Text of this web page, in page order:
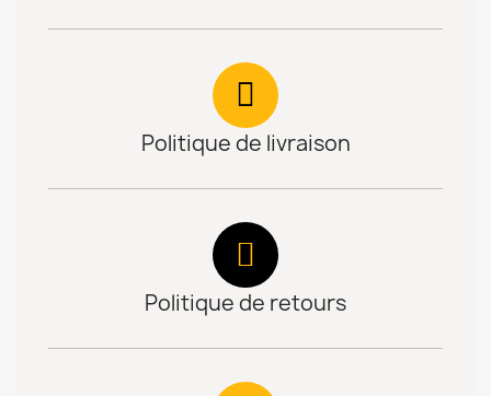
Politique de livraison
Politique de retours